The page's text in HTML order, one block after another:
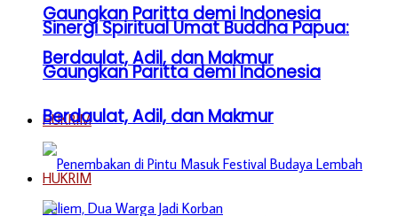
Gaungkan Paritta demi Indonesia
Berdaulat, Adil, dan Makmur
HUKRIM
Sinergi Spiritual Umat Buddha Papua:
Gaungkan Paritta demi Indonesia
Berdaulat, Adil, dan Makmur
HUKRIM